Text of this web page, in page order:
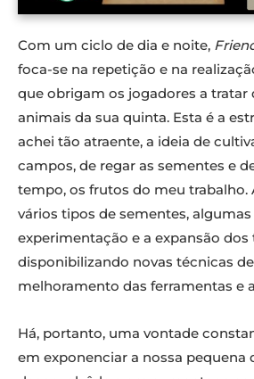
Com um ciclo de dia e noite,
foca-se na repetição e na
que obrigam os jogadores a tratar
animais da sua quinta. Esta é a
achei tão atraente, a ideia de
campos, de regar as sementes e
tempo, os frutos do meu trabalho.
vários tipos de sementes,
experimentação e a expansão
disponibilizando novas técnicas
melhoramento das ferramentas e
Há, portanto, uma vontade
em exponenciar a nossa pequena